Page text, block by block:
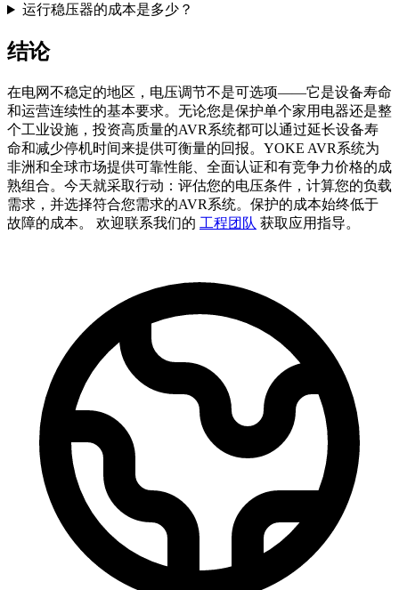
运行稳压器的成本是多少？
结论
在电网不稳定的地区，电压调节不是可选项——它是设备寿命
和运营连续性的基本要求。无论您是保护单个家用电器还是整
个工业设施，投资高质量的AVR系统都可以通过延长设备寿
命和减少停机时间来提供可衡量的回报。YOKE AVR系统为
非洲和全球市场提供可靠性能、全面认证和有竞争力价格的成
熟组合。今天就采取行动：评估您的电压条件，计算您的负载
需求，并选择符合您需求的AVR系统。保护的成本始终低于
故障的成本。 欢迎联系我们的 工程团队 获取应用指导。